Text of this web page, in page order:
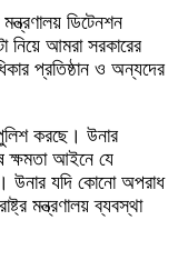
ডিটেনশন
নিয়ে আমরা সরকারের
প্রতিষ্ঠান ও অন্যদের
করছে। উনার
ক্ষমতা আইনে যে
উনার যদি কোনো অপরাধ
মন্ত্রণালয় ব্যবস্থা